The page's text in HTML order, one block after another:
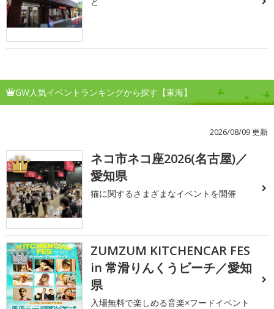
GW人気イベントランキングから探す【東海】
2026/08/09 更新
1
ネコ市ネコ座2026(名古屋)／
愛知県
猫に関するさまざまなイベントを開催
2
ZUMZUM KITCHENCAR FES
in 常滑りんくうビーチ／愛知
県
入場無料で楽しめる音楽×フードイベント